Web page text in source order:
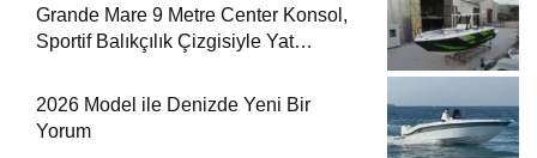
Grande Mare 9 Metre Center Konsol,
Sportif Balıkçılık Çizgisiyle Yat
2026 Model ile Denizde Yeni Bir
Yorum